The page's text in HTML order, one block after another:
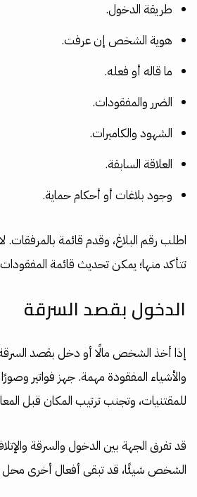
طريقة الدخول.
هوية الشخص إن عرفت.
ما قاله أو فعله.
الضرر والمفقودات.
الشهود والكاميرات.
العلاقة السابقة.
وجود بلاغات أو أحكام حماية.
اطلب رقم البلاغ، وقدم قائمة بالمرفقات.
تتأكد منها؛ يمكن تحديث قائمة
الدخول بقصد السرقة
إذا أخذ الشخص مالًا أو دخل بقصد
والأشياء المفقودة مهمة. جهز فواتير
للمقتنيات، وتجنب ترتيب المكان قبل
قد تفرق الجهة بين الدخول والسرقة
الشخص شيئًا، قد تبقى أفعال أخرى محل